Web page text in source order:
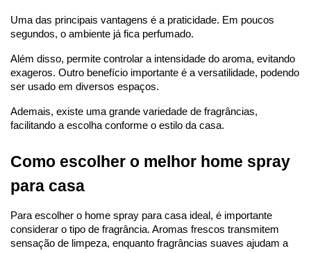
Uma das principais vantagens é a praticidade. Em poucos
segundos, o ambiente já fica perfumado.
Além disso, permite controlar a intensidade do aroma, evitando
exageros. Outro benefício importante é a versatilidade, podendo
ser usado em diversos espaços.
Ademais, existe uma grande variedade de fragrâncias,
facilitando a escolha conforme o estilo da casa.
Como escolher o melhor home spray
para casa
Para escolher o home spray para casa ideal, é importante
considerar o tipo de fragrância. Aromas frescos transmitem
sensação de limpeza, enquanto fragrâncias suaves ajudam a